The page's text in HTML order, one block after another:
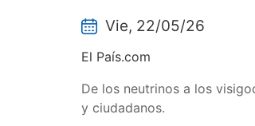
Vie, 22/05/26
El País.com
De los neutrinos a los
y ciudadanos.